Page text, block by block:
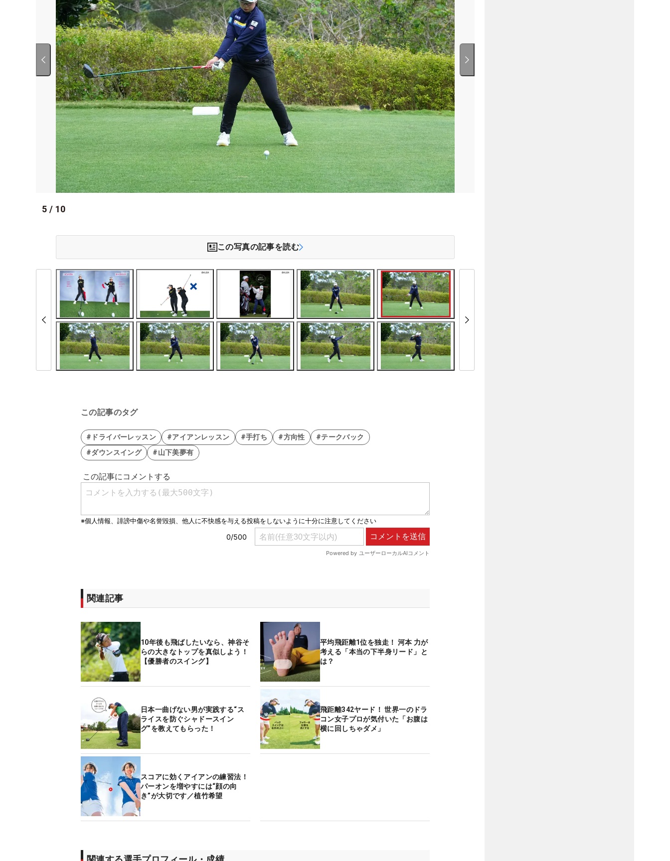
5 / 10
この写真の記事を読む
この記事のタグ
#ドライバーレッスン #アイアンレッスン #手打ち #方向性
#テークバック
#ダウンスイング
#山下美夢有
関連記事
10年後も飛ばしたいなら、神谷そ
らの大きなトップを真似しよう！
【優勝者のスイング】
平均飛距離1位を独走！ 河本 力が
考える「本当の下半身リード」と
は？
日本一曲げない男が実践する“ス
ライスを防ぐシャドースイン
グ”を教えてもらった！
飛距離342ヤード！ 世界一のドラ
コン女子プロが気付いた「お腹は
横に回しちゃダメ」
スコアに効くアイアンの練習法！
パーオンを増やすには“顔の向
き”が大切です／植竹希望